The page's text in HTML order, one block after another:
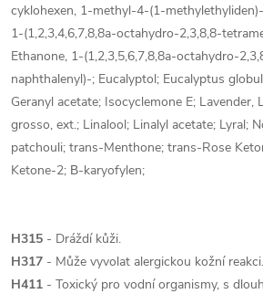
cyklohexen, 1-methyl-4-(1-
1-(1,2,3,4,6,7,8,8a-octahydro-2,3,8,8-
Ethanone, 1-(1,2,3,5,6,7,8,8a-octahydro-
naphthalenyl)-; Eucalyptol; Eucalyptus
Geranyl acetate; Isocyclemone E; Lavender,
grosso, ext.; Linalool; Linalyl acetate; Lyral;
patchouli; trans-Menthone; trans-Rose
Ketone-2; Β-karyofylen;
H315 - Dráždí kůži.
H317 - Může vyvolat alergickou kožní reakci.
H411 - Toxický pro vodní organismy, s